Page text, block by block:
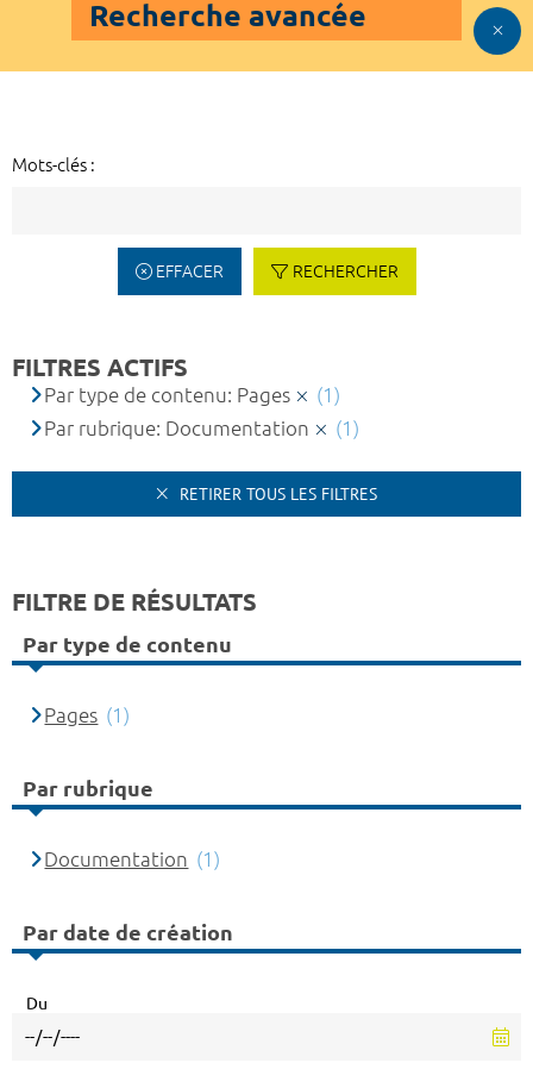
Recherche avancée
Mots-clés :
EFFACER RECHERCHER
FILTRES ACTIFS
Par type de contenu: Pages
(1)
Par rubrique: Documentation
(1)
RETIRER TOUS LES FILTRES
FILTRE DE RÉSULTATS
Par type de contenu
Pages (1)
Par rubrique
Documentation (1)
Par date de création
Du